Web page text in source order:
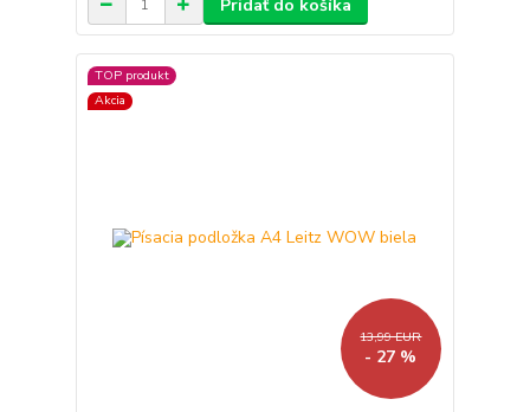
Pridať do košíka
TOP produkt
Akcia
13,99 EUR
- 27 %